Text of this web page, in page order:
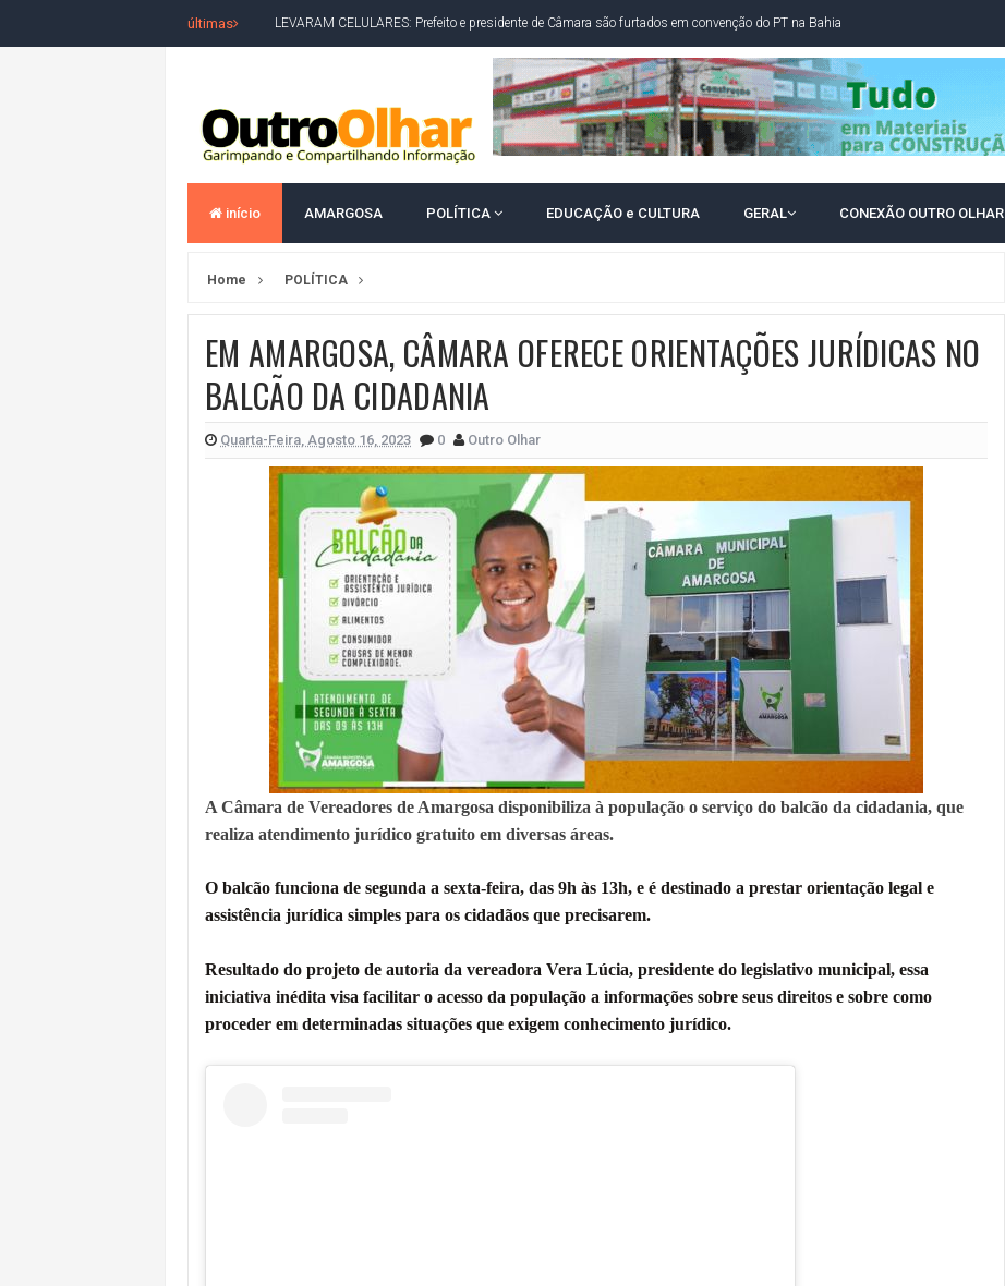
últimas LEVARAM CELULARES: Prefeito e presidente de Câmara são furtados em convenção do PT na Bahia
CONVENÇÃO DO PT MARCA INÍCIO DA CAMPANHA DE JERÔNIMO COM DISCURSO MODERADO DE LULA
REDES SOCIAIS REFLETEM DISPUTA PELO GOVERNO DA BAHIA COM VANTAGEM PARA ACM NETO EM ENQUETES
AMARGOSA: CONFUSÃO EM ÓRGÃO PÚBLICO TERMINA COM MULHER DETIDA COM FACA TIPO PEIXEIRA
CAMPEONATO DE 'GRAU' TERMINA COM HOMEM MORTO A TIROS EM SALVADOR
JERÔNIMO LIDERA REJEIÇÃO NA BAHIA COM 40%; ACM NETO TEM 30%, DIZ PESQUISA
ACM NETO ABRE VANTAGEM NUMÉRICA SOBRE JERÔNIMO, MAS CENÁRIO SEGUE INDEFINIDO
MORADOR DENUNCIA OBSTÁCULOS EM CALÇADAS E COBRA MAIS ACESSIBILIDADE EM AMARGOSA
BAHIA TEM 23 CIDADES COM MAIS ELEITORES DO QUE HABITANTES; MUNIZ FERREIRA ESTÁ ENTRE ELAS
VAN ESCOLAR CAI EM RIO, MAS TODAS AS CRIANÇAS RECEBEM ALTA E PASSAM BEM APÓS ACIDENTE EM VARZEDO
LULA E FLÁVIO BOLSONARO EMPATAM TECNICAMENTE NO 2º TURNO, DIZ PESQUISA
BAHIA E CORINTHIANS EMPATAM EM JOGO PEGADO NA ARENA FONTE NOVA
NO CENTRO DE AMARGOSA, JUSTIÇA ELEITORAL REALIZA SIMULAÇÃO DE VOTAÇÃO
VITÓRIA GOLEIA O ATHLETICO-PR POR 4 A 0 NO BARRADÃO E AVANÇA ÀS QUARTAS DE FINAL DA COPA DO BRASIL
BAHIA TEM PIOR DESEMPENHO DO NORDESTE NO ENSINO MÉDIO E LANTERNA NACIONAL NO ENSINO FUNDAMENTAL
MILEI CHAMA LULA DE "LADRÃO E CORRUPTO" E ELEVA TENSÃO DIPLOMÁTICA ENTRE BRASIL E ARGENTINA
ACM NETO LIDERA EM TODOS OS CENÁRIOS DA NOVA PESQUISA PARANÁ PARA O GOVERNO DA BAHIA
início AMARGOSA POLÍTICA EDUCAÇÃO e CULTURA GERAL CONEXÃO OUTRO OLHAR
Home POLÍTICA
EM AMARGOSA, CÂMARA OFERECE ORIENTAÇÕES JURÍDICAS NO
BALCÃO DA CIDADANIA
Quarta-Feira, Agosto 16, 2023 0 Outro Olhar
A Câmara de Vereadores de Amargosa disponibiliza à população o serviço do balcão da cidadania, que
realiza atendimento jurídico gratuito em diversas áreas.
O balcão funciona de segunda a sexta-feira, das 9h às 13h, e é destinado a prestar orientação legal e
assistência jurídica simples para os cidadãos que precisarem.
Resultado do projeto de autoria da vereadora Vera Lúcia, presidente do legislativo municipal, essa
iniciativa inédita visa facilitar o acesso da população a informações sobre seus direitos e sobre como
proceder em determinadas situações que exigem conhecimento jurídico.